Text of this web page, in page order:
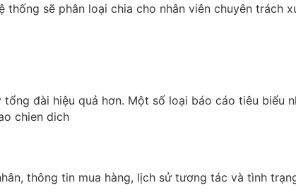
sẽ phân loại chia cho nhân viên chuyên trách
đài hiệu quả hơn. Một số loại báo cáo tiêu biểu
thông tin mua hàng, lịch sử tương tác và tình